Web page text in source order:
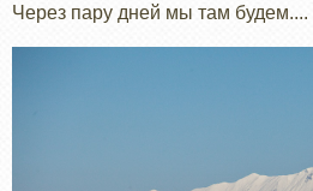
Через пару дней мы там будем....